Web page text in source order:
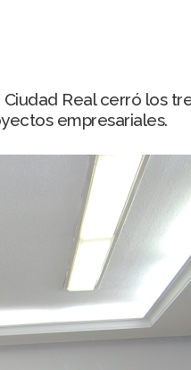
Real cerró los
empresariales.